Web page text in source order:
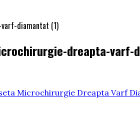
diamantat (1)
dreapta-varf-
Microchirurgie Dreapta Varf